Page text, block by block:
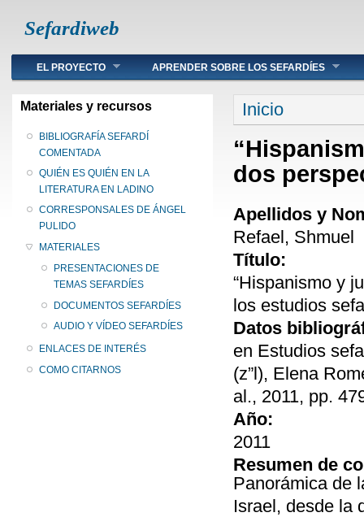
Sefardiweb
Main menu
EL PROYECTO APRENDER SOBRE LOS SEFARDÍES
Materiales y recursos
BIBLIOGRAFÍA SEFARDÍ
COMENTADA
QUIÉN ES QUIÉN EN LA
LITERATURA EN LADINO
CORRESPONSALES DE ÁNGEL
PULIDO
MATERIALES
PRESENTACIONES DE
TEMAS SEFARDÍES
DOCUMENTOS SEFARDÍES
AUDIO Y VÍDEO SEFARDÍES
ENLACES DE INTERÉS
COMO CITARNOS
Se encuentra
Inicio
dos
Apellidos y
Refael, Shmuel
Título:
“Hispanismo y
los estudios
Datos
en Estudios
(z”l), Elena
al., 2011, pp.
Año:
2011
Resumen de
Panorámica de
Israel, desde la